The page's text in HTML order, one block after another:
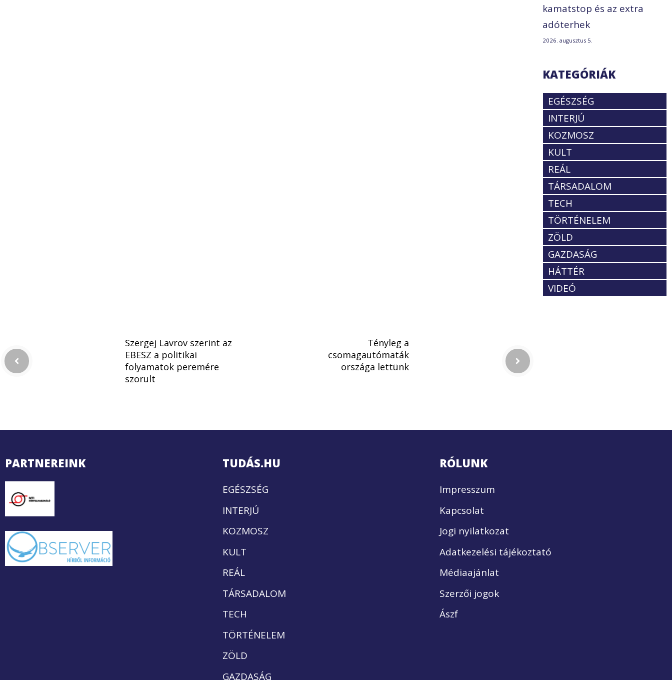
kamatstop és az extra
adóterhek
2026. augusztus 5.
KATEGÓRIÁK
EGÉSZSÉG
INTERJÚ
KOZMOSZ
KULT
REÁL
TÁRSADALOM
TECH
TÖRTÉNELEM
ZÖLD
GAZDASÁG
HÁTTÉR
VIDEÓ
Szergej Lavrov szerint az
EBESZ a politikai
folyamatok peremére
szorult
Tényleg a
csomagautómaták
országa lettünk
PARTNEREINK TUDÁS.HU
EGÉSZSÉG
INTERJÚ
KOZMOSZ
KULT
REÁL
TÁRSADALOM
TECH
TÖRTÉNELEM
ZÖLD
GAZDASÁG
RÓLUNK
Impresszum
Kapcsolat
Jogi nyilatkozat
Adatkezelési tájékoztató
Médiaajánlat
Szerzői jogok
Ászf